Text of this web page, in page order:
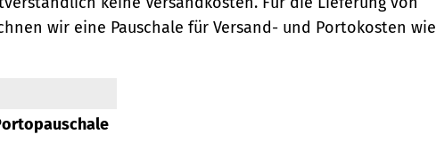
wir eine Pauschale für Versand- und Portokosten wie